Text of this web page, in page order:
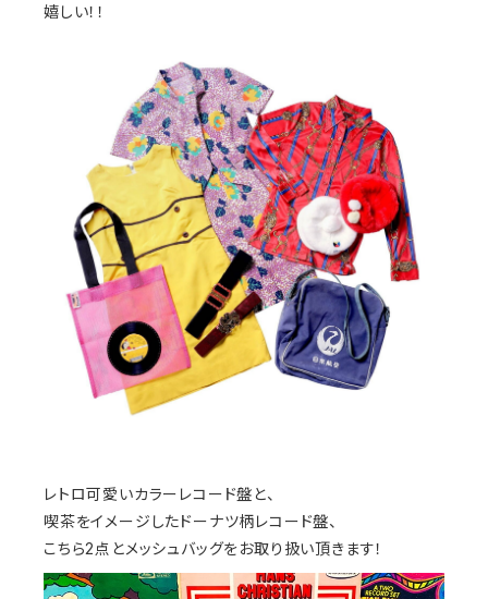
嬉しい！！
レトロ可愛いカラーレコード盤と、
喫茶をイメージしたドーナツ柄レコード盤、
こちら2点とメッシュバッグをお取り扱い頂きます！